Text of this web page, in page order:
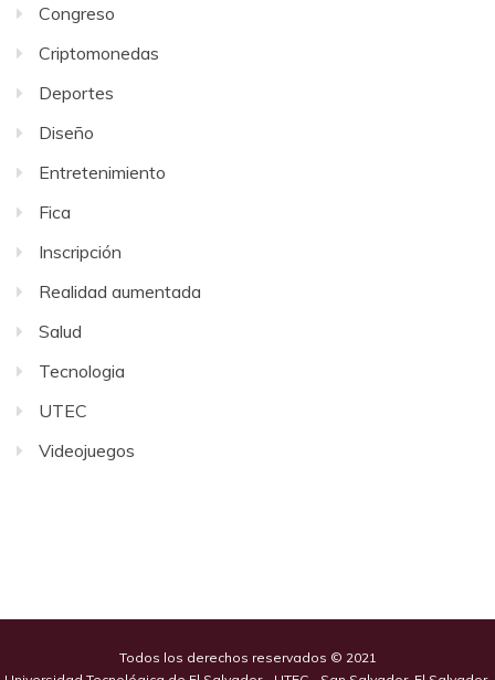
Congreso
Criptomonedas
Deportes
Diseño
Entretenimiento
Fica
Inscripción
Realidad aumentada
Salud
Tecnologia
UTEC
Videojuegos
Todos los derechos reservados © 2021